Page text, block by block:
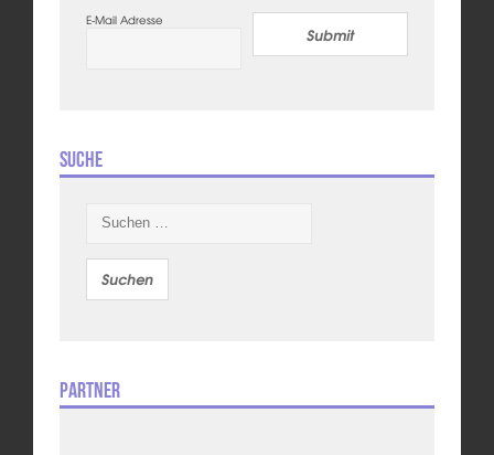
E-Mail Adresse
Submit
Suche
nach:
Partner